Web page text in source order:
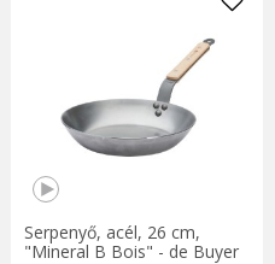
Serpenyő, acél, 26 cm,
"Mineral B Bois" - de Buyer